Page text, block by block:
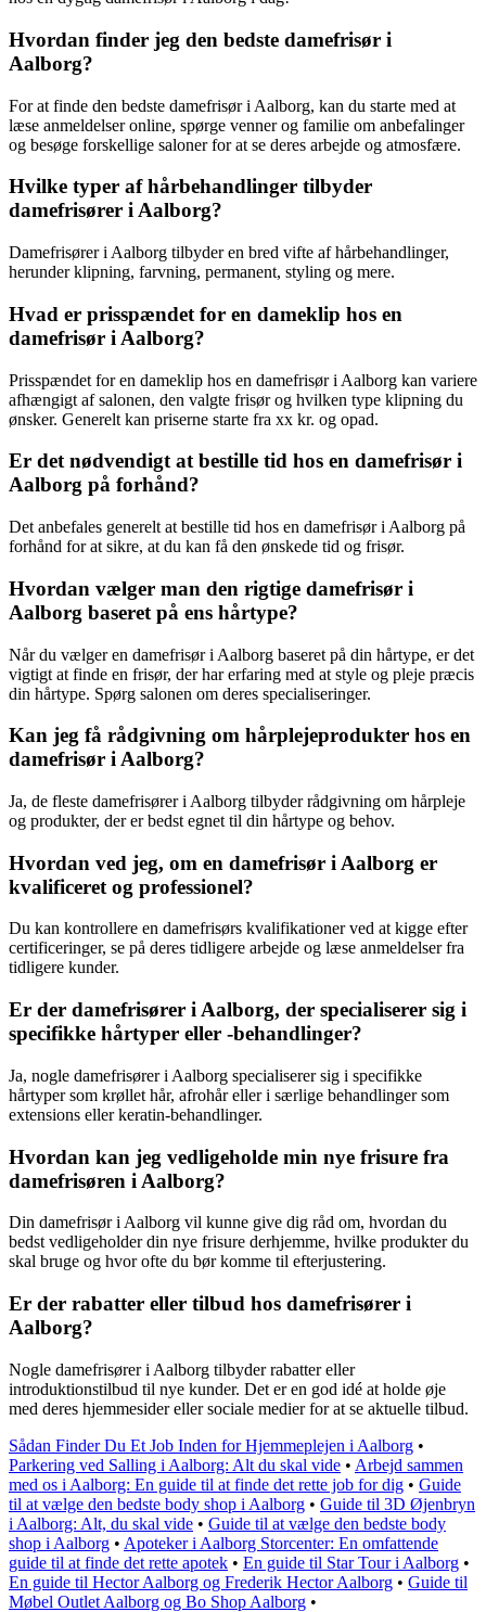
Hvordan finder jeg den bedste damefrisør i
Aalborg?
For at finde den bedste damefrisør i Aalborg, kan du starte med at
læse anmeldelser online, spørge venner og familie om anbefalinger
og besøge forskellige saloner for at se deres arbejde og atmosfære.
Hvilke typer af hårbehandlinger tilbyder
damefrisører i Aalborg?
Damefrisører i Aalborg tilbyder en bred vifte af hårbehandlinger,
herunder klipning, farvning, permanent, styling og mere.
Hvad er prisspændet for en dameklip hos en
damefrisør i Aalborg?
Prisspændet for en dameklip hos en damefrisør i Aalborg kan variere
afhængigt af salonen, den valgte frisør og hvilken type klipning du
ønsker. Generelt kan priserne starte fra xx kr. og opad.
Er det nødvendigt at bestille tid hos en damefrisør i
Aalborg på forhånd?
Det anbefales generelt at bestille tid hos en damefrisør i Aalborg på
forhånd for at sikre, at du kan få den ønskede tid og frisør.
Hvordan vælger man den rigtige damefrisør i
Aalborg baseret på ens hårtype?
Når du vælger en damefrisør i Aalborg baseret på din hårtype, er det
vigtigt at finde en frisør, der har erfaring med at style og pleje præcis
din hårtype. Spørg salonen om deres specialiseringer.
Kan jeg få rådgivning om hårplejeprodukter hos en
damefrisør i Aalborg?
Ja, de fleste damefrisører i Aalborg tilbyder rådgivning om hårpleje
og produkter, der er bedst egnet til din hårtype og behov.
Hvordan ved jeg, om en damefrisør i Aalborg er
kvalificeret og professionel?
Du kan kontrollere en damefrisørs kvalifikationer ved at kigge efter
certificeringer, se på deres tidligere arbejde og læse anmeldelser fra
tidligere kunder.
Er der damefrisører i Aalborg, der specialiserer sig i
specifikke hårtyper eller -behandlinger?
Ja, nogle damefrisører i Aalborg specialiserer sig i specifikke
hårtyper som krøllet hår, afrohår eller i særlige behandlinger som
extensions eller keratin-behandlinger.
Hvordan kan jeg vedligeholde min nye frisure fra
damefrisøren i Aalborg?
Din damefrisør i Aalborg vil kunne give dig råd om, hvordan du
bedst vedligeholder din nye frisure derhjemme, hvilke produkter du
skal bruge og hvor ofte du bør komme til efterjustering.
Er der rabatter eller tilbud hos damefrisører i
Aalborg?
Nogle damefrisører i Aalborg tilbyder rabatter eller
introduktionstilbud til nye kunder. Det er en god idé at holde øje
med deres hjemmesider eller sociale medier for at se aktuelle tilbud.
Sådan Finder Du Et Job Inden for Hjemmeplejen i Aalborg •
Parkering ved Salling i Aalborg: Alt du skal vide • Arbejd sammen
med os i Aalborg: En guide til at finde det rette job for dig • Guide
til at vælge den bedste body shop i Aalborg • Guide til 3D Øjenbryn
i Aalborg: Alt, du skal vide • Guide til at vælge den bedste body
shop i Aalborg • Apoteker i Aalborg Storcenter: En omfattende
guide til at finde det rette apotek • En guide til Star Tour i Aalborg •
En guide til Hector Aalborg og Frederik Hector Aalborg • Guide til
Møbel Outlet Aalborg og Bo Shop Aalborg •